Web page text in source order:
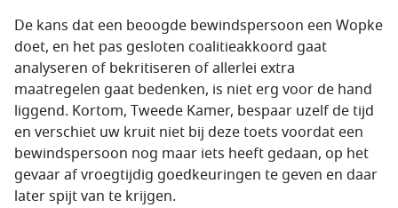
De kans dat een beoogde bewindspersoon een Wopke
doet, en het pas gesloten coalitieakkoord gaat
analyseren of bekritiseren of allerlei extra
maatregelen gaat bedenken, is niet erg voor de hand
liggend. Kortom, Tweede Kamer, bespaar uzelf de tijd
en verschiet uw kruit niet bij deze toets voordat een
bewindspersoon nog maar iets heeft gedaan, op het
gevaar af vroegtijdig goedkeuringen te geven en daar
later spijt van te krijgen.